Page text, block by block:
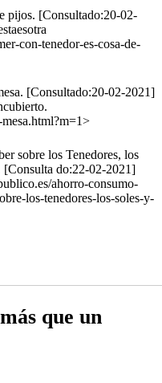
pijos. [Consultado:20-02-
con-tenedor-es-cosa-de-
[Consultado:20-02-2021]
sobre los Tenedores, los
[Consulta do:22-02-2021]
ahorro-consumo-
los-tenedores-los-soles-y-
que un